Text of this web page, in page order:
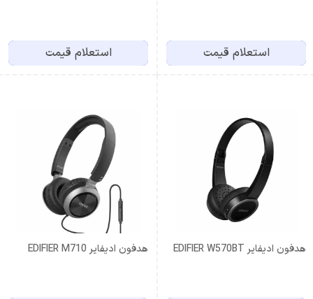
استعلام قیمت استعلام قیمت
هدفون ادیفایر EDIFIER W570BT هدفون ادیفایر EDIFIER M710